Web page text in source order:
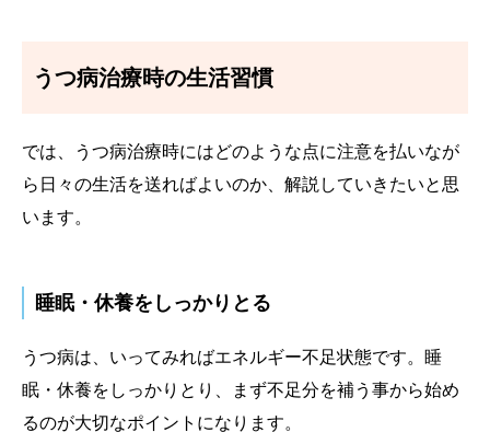
うつ病治療時の生活習慣
では、うつ病治療時にはどのような点に注意を払いなが
ら日々の生活を送ればよいのか、解説していきたいと思
います。
睡眠・休養をしっかりとる
うつ病は、いってみればエネルギー不足状態です。睡
眠・休養をしっかりとり、まず不足分を補う事から始め
るのが大切なポイントになります。